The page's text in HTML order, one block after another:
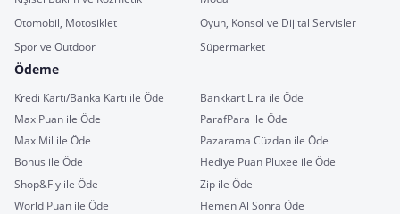
Otomobil, Motosiklet
Oyun, Konsol ve Dijital Servisler
Spor ve Outdoor
Süpermarket
Ödeme
Kredi Kartı/Banka Kartı ile Öde
Bankkart Lira ile Öde
MaxiPuan ile Öde
ParafPara ile Öde
MaxiMil ile Öde
Pazarama Cüzdan ile Öde
Bonus ile Öde
Hediye Puan Pluxee ile Öde
Shop&Fly ile Öde
Zip ile Öde
World Puan ile Öde
Hemen Al Sonra Öde